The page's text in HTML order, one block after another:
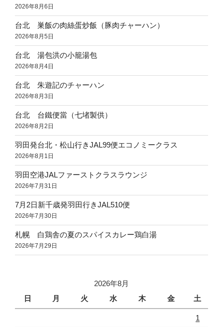
2026年8月6日
台北 巣飯の肉絲蛋炒飯（豚肉チャーハン）
2026年8月5日
台北 湯包洪の小籠湯包
2026年8月4日
台北 朱遊記のチャーハン
2026年8月3日
台北 台鐵便當（七堵製供）
2026年8月2日
羽田発台北・松山行きJAL99便エコノミークラス
2026年8月1日
羽田空港JALファーストクラスラウンジ
2026年7月31日
7月2日新千歳発羽田行きJAL510便
2026年7月30日
札幌 白鶏舎の夏のスパイスカレー鶏白湯
2026年7月29日
2026年8月
日
月 火 水 木 金 土
1